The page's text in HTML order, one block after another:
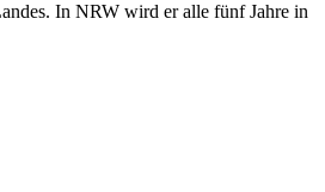
In NRW wird er alle fünf Jahre in